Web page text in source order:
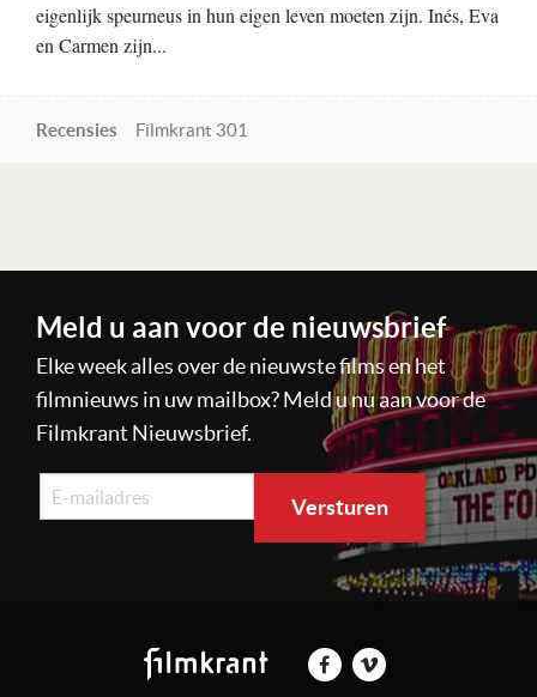
eigenlijk speurneus in hun eigen leven moeten zijn. Inés, Eva
en Carmen zijn...
Recensies Filmkrant 301
Meld u aan voor de nieuwsbrief
Elke week alles over de nieuwste films en het
filmnieuws in uw mailbox? Meld u nu aan voor de
Filmkrant Nieuwsbrief.